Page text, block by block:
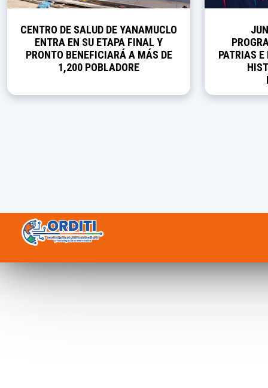
CENTRO DE SALUD DE YANAMUCLO
ENTRA EN SU ETAPA FINAL Y
PRONTO BENEFICIARÁ A MÁS DE
1,200 POBLADORE
PATRIAS